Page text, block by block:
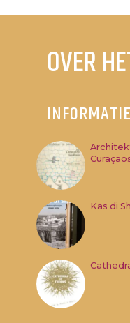
OVER
INFORMATIE
Kas di